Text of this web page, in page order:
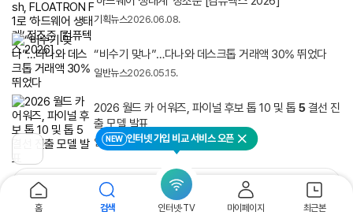
기획뉴스2026.06.08.
“비수기 맞나”…다나와 데스크톱 거래액 30% 뛰었다
일반뉴스2026.05.15.
2026 월드 카 어워즈, 파이널 후보 톱 10 및 톱 5결선 진
출 모델 발표
일반뉴스2026.01.07.
더보기
전
이
지
NEW 인터넷 가입 비교 서비스 오픈 닫기
홈 검색 인터넷·TV 마이페이지 최근본